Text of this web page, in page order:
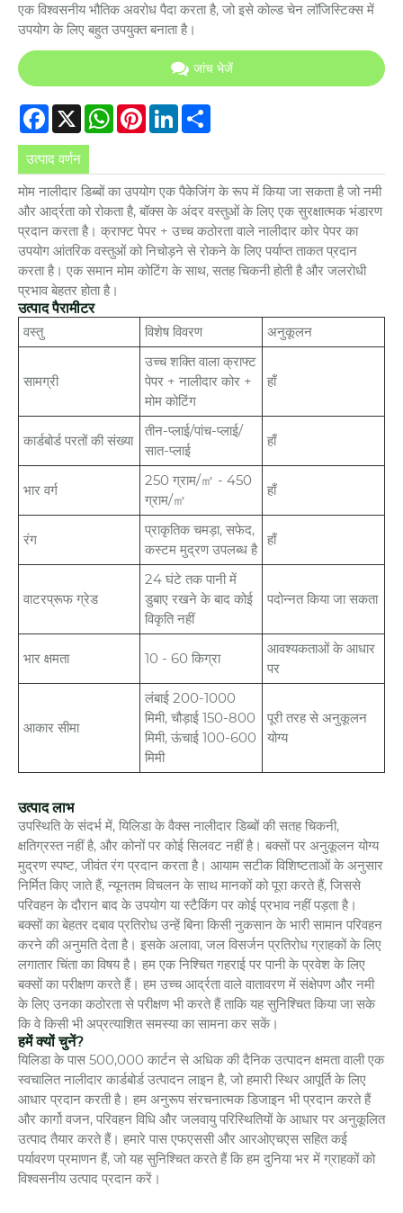
एक विश्वसनीय भौतिक अवरोध पैदा करता है, जो इसे कोल्ड चेन लॉजिस्टिक्स में
उपयोग के लिए बहुत उपयुक्त बनाता है।
जांच भेजें
Facebook
X WhatsApp
PinterestLinkedIn
उत्पाद वर्णन
मोम नालीदार डिब्बों का उपयोग एक पैकेजिंग के रूप में किया जा सकता है जो नमी
और आर्द्रता को रोकता है, बॉक्स के अंदर वस्तुओं के लिए एक सुरक्षात्मक भंडारण
प्रदान करता है। क्राफ्ट पेपर + उच्च कठोरता वाले नालीदार कोर पेपर का
उपयोग आंतरिक वस्तुओं को निचोड़ने से रोकने के लिए पर्याप्त ताकत प्रदान
करता है। एक समान मोम कोटिंग के साथ, सतह चिकनी होती है और जलरोधी
प्रभाव बेहतर होता है।
उत्पाद पैरामीटर
वस्तु
विशेष विवरण अनुकूलन
सामग्री
उच्च शक्ति वाला क्राफ्ट
पेपर + नालीदार कोर +
मोम कोटिंग
हाँ
कार्डबोर्ड परतों की संख्या
तीन-प्लाई/पांच-प्लाई/
सात-प्लाई
हाँ
भार वर्ग
250 ग्राम/㎡ - 450
ग्राम/㎡
हाँ
रंग
प्राकृतिक चमड़ा, सफेद,
कस्टम मुद्रण उपलब्ध है
हाँ
वाटरप्रूफ ग्रेड
24 घंटे तक पानी में
डुबाए रखने के बाद कोई
विकृति नहीं
पदोन्नत किया जा सकता
भार क्षमता 10 - 60 किग्रा
आवश्यकताओं के आधार
पर
आकार सीमा
लंबाई 200-1000
मिमी, चौड़ाई 150-800
मिमी, ऊंचाई 100-600
मिमी
पूरी तरह से अनुकूलन
योग्य
उत्पाद लाभ
उपस्थिति के संदर्भ में, यिलिडा के वैक्स नालीदार डिब्बों की सतह चिकनी,
क्षतिग्रस्त नहीं है, और कोनों पर कोई सिलवट नहीं है। बक्सों पर अनुकूलन योग्य
मुद्रण स्पष्ट, जीवंत रंग प्रदान करता है। आयाम सटीक विशिष्टताओं के अनुसार
निर्मित किए जाते हैं, न्यूनतम विचलन के साथ मानकों को पूरा करते हैं, जिससे
परिवहन के दौरान बाद के उपयोग या स्टैकिंग पर कोई प्रभाव नहीं पड़ता है।
बक्सों का बेहतर दबाव प्रतिरोध उन्हें बिना किसी नुकसान के भारी सामान परिवहन
करने की अनुमति देता है। इसके अलावा, जल विसर्जन प्रतिरोध ग्राहकों के लिए
लगातार चिंता का विषय है। हम एक निश्चित गहराई पर पानी के प्रवेश के लिए
बक्सों का परीक्षण करते हैं। हम उच्च आर्द्रता वाले वातावरण में संक्षेपण और नमी
के लिए उनका कठोरता से परीक्षण भी करते हैं ताकि यह सुनिश्चित किया जा सके
कि वे किसी भी अप्रत्याशित समस्या का सामना कर सकें।
हमें क्यों चुनें?
यिलिडा के पास 500,000 कार्टन से अधिक की दैनिक उत्पादन क्षमता वाली एक
स्वचालित नालीदार कार्डबोर्ड उत्पादन लाइन है, जो हमारी स्थिर आपूर्ति के लिए
आधार प्रदान करती है। हम अनुरूप संरचनात्मक डिजाइन भी प्रदान करते हैं
और कार्गो वजन, परिवहन विधि और जलवायु परिस्थितियों के आधार पर अनुकूलित
उत्पाद तैयार करते हैं। हमारे पास एफएससी और आरओएचएस सहित कई
पर्यावरण प्रमाणन हैं, जो यह सुनिश्चित करते हैं कि हम दुनिया भर में ग्राहकों को
विश्वसनीय उत्पाद प्रदान करें।